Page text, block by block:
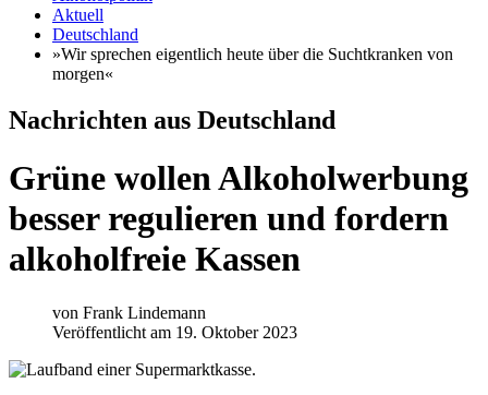
Aktuell
Deutschland
»Wir sprechen eigentlich heute über die Suchtkranken von
morgen«
Nachrichten aus Deutschland
Grüne wollen Alkoholwerbung
besser regulieren und fordern
alkoholfreie Kassen
von Frank Lindemann
Veröffentlicht am 19. Oktober 2023